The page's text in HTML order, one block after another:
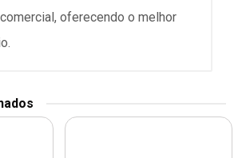
oferecendo o melhor